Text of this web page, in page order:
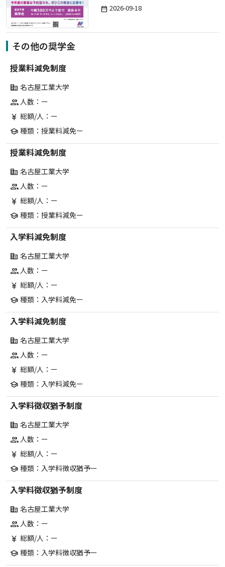
date_range 2026-09-18
その他の奨学金
授業料減免制度
corporate_fare 名古屋工業大学
group人数：ー
currency_yen 総額/人：ー
school 種類：授業料減免ー
授業料減免制度
corporate_fare 名古屋工業大学
group人数：ー
currency_yen 総額/人：ー
school 種類：授業料減免ー
入学料減免制度
corporate_fare 名古屋工業大学
group人数：ー
currency_yen 総額/人：ー
school 種類：入学料減免ー
入学料減免制度
corporate_fare 名古屋工業大学
group人数：ー
currency_yen 総額/人：ー
school 種類：入学料減免ー
入学料徴収猶予制度
corporate_fare 名古屋工業大学
group人数：ー
currency_yen 総額/人：ー
school 種類：入学料徴収猶予ー
入学料徴収猶予制度
corporate_fare 名古屋工業大学
group人数：ー
currency_yen 総額/人：ー
school 種類：入学料徴収猶予ー